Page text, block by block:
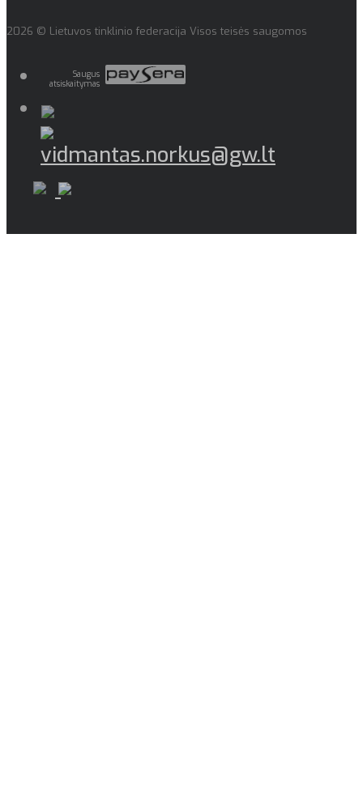
2026 © Lietuvos tinklinio federacija Visos teisės saugomos
Saugus
atsiskaitymas